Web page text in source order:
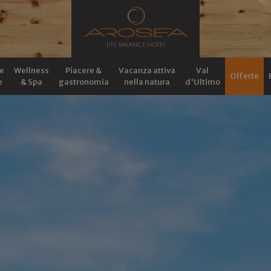
Wellness
& Spa
Piacere &
gastronomia
Vacanza attiva
nella natura
Val
d'Ultimo
Offerte